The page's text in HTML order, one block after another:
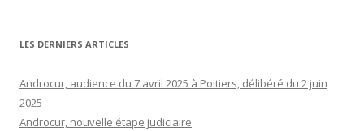
LES DERNIERS ARTICLES
Androcur, audience du 7 avril 2025 à Poitiers, délibéré du 2 juin
2025
Androcur, nouvelle étape judiciaire